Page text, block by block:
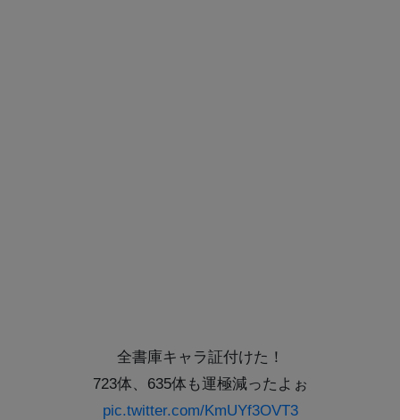
全書庫キャラ証付けた！
723体、635体も運極減ったよぉ
pic.twitter.com/KmUYf3OVT3